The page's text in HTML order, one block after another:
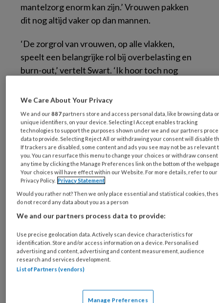
mantelzorg enorm kan zijn.’ Vrouwen pakken
dit nog altijd vaker op dan mannen.
‘De zorgrol van vrouwen, op alle vlakken,
speelt een belangrijke rol bij overbelasting en
burn-out,’ vertelt Swart. ‘Ik hoor toch nog
tegenwoordig toch eerlijk? Maar als ik dit
uitvraag in de spreekkamer, blijkt dat een echt
eerlijke verdeling toch nog steeds zeldzaam is,’
zegt ze. ‘Dan probeer ik mee te denken.’ Niet
alleen mantelzorg speelt een rol, maar ook het
huishouden en de kinderenzorg. ‘En dan hoor
je in de media ook nog eens dat Nederlandse
vrouwen deeltijdprinsessen zijn. Dit alles zorgt
voor heel veel druk en dat zie je terug in hoger
verzuim bij vrouwen,’ stelt Swart.
In de intervisiegroep bleek toen dat er mensen
met allemaal verschillende expertises
aanwezig waren,’ vertelt ze. ‘Hanneke is heel
met bijvoorbeeld ADD, ADHD en autisme. Ze
We Care About Your Privacy
We and our887 partners store and access personal data, like browsing data
unique identifiers, on your device. Selecting I Accept enables tracking
technologies to support the purposes shown under we and our partners
data to provide. Selecting Reject All or withdrawing your consent will disable
If trackers are disabled, some content and ads you see may not be as relevant
you. You can resurface this menu to change your choices or withdraw consent
any time by clicking the Manage Preferences link on the bottom of the
Your choices will have effect within our Website. For more details, refer to our
Privacy Policy. Privacy Statement
Would you rather not? Then we only place essential and statistical cookies,
do not record any data about you as a person
We and our partners process data to provide:
Use precise geolocation data. Actively scan device characteristics for
identification. Store and/or access information on a device. Personalised
advertising and content, advertising and content measurement, audience
research and services development.
List of Partners (vendors)
Manage Preferences